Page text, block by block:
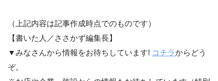
（上記内容は記事作成時点でのものです）
【書いた人／ささかず編集長】
▼みなさんから情報をお待ちしています! コチラからどう
ぞ。